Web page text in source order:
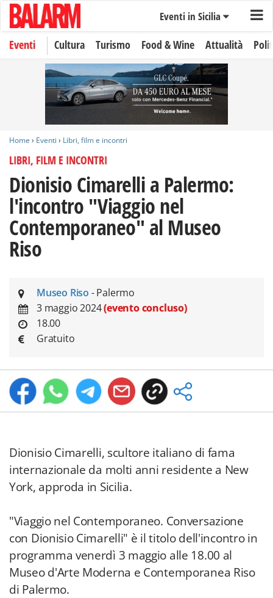
Eventi in Sicilia
Eventi Cultura Turismo Food & Wine Attualità
Home › Eventi › Libri, film e incontri
LIBRI, FILM E INCONTRI
Dionisio Cimarelli a Palermo:
l'incontro "Viaggio nel
Contemporaneo" al Museo
Riso
Museo Riso - Palermo
3 maggio 2024(evento concluso)
18.00
Gratuito
Dionisio Cimarelli, scultore italiano di fama
internazionale da molti anni residente a New
York, approda in Sicilia.
"Viaggio nel Contemporaneo. Conversazione
con Dionisio Cimarelli" è il titolo dell'incontro in
programma venerdì 3 maggio alle 18.00 al
Museo d'Arte Moderna e Contemporanea Riso
di Palermo.